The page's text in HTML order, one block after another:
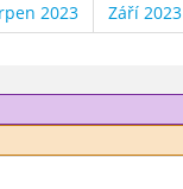
2023 Září 2023